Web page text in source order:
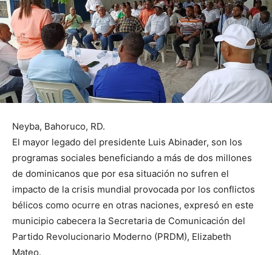
Neyba, Bahoruco, RD.
El mayor legado del presidente Luis Abinader, son los
programas sociales beneficiando a más de dos millones
de dominicanos que por esa situación no sufren el
impacto de la crisis mundial provocada por los conflictos
bélicos como ocurre en otras naciones, expresó en este
municipio cabecera la Secretaria de Comunicación del
Partido Revolucionario Moderno (PRDM), Elizabeth
Mateo.